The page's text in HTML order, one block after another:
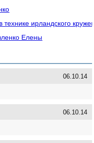
ирландского
Елены
06.10.14
06.10.14